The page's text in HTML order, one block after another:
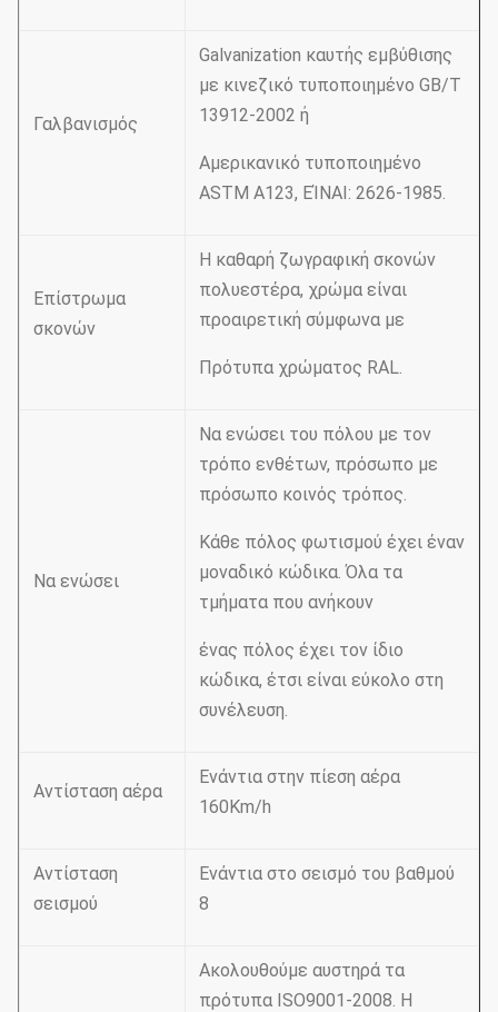
Γαλβανισμός
Galvanization καυτής εμβύθισης
με κινεζικό τυποποιημένο GB/T
13912-2002 ή
Αμερικανικό τυποποιημένο
ASTM A123, ΕΊΝΑΙ: 2626-1985.
Επίστρωμα
σκονών
Η καθαρή ζωγραφική σκονών
πολυεστέρα, χρώμα είναι
προαιρετική σύμφωνα με
Πρότυπα χρώματος RAL.
Να ενώσει
Να ενώσει του πόλου με τον
τρόπο ενθέτων, πρόσωπο με
πρόσωπο κοινός τρόπος.
Κάθε πόλος φωτισμού έχει έναν
μοναδικό κώδικα. Όλα τα
τμήματα που ανήκουν
ένας πόλος έχει τον ίδιο
κώδικα, έτσι είναι εύκολο στη
συνέλευση.
Αντίσταση αέρα
Ενάντια στην πίεση αέρα
160Km/h
Αντίσταση
σεισμού
Ενάντια στο σεισμό του βαθμού
8
Ακολουθούμε αυστηρά τα
πρότυπα ISO9001-2008. Η